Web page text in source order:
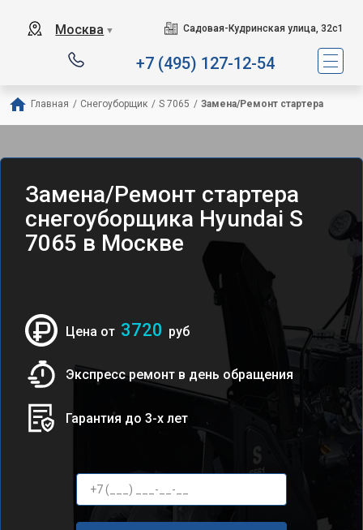
Москва ▼ Садовая-Кудринская улица, 32с1
+7 (495) 127-12-54
Главная / Снегоуборщик / S 7065 / Замена/Pемонт стартера
Замена/Pемонт стартера
снегоуборщика Hyundai S
7065 в Москве
Цена от 3720 руб
Экспресс ремонт в день обращения
Гарантия до 3-х лет